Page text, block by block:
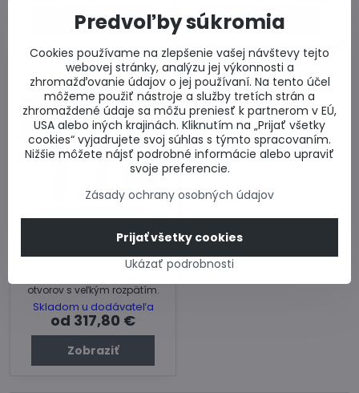
Zobraziť Zobraziť
40%
Doprava zdarma
Dodanie 2 týždne
Nosný preklad Porotherm
otvorov s veľkým rozpätím.
Skladom u dodávateľa
od 317,80 €
Zobraziť
Predvoľby súkromia
Cookies používame na zlepšenie vašej návštevy tejto
webovej stránky, analýzu jej výkonnosti a
zhromažďovanie údajov o jej používaní. Na tento účel
môžeme použiť nástroje a služby tretích strán a
zhromaždené údaje sa môžu preniesť k partnerom v EÚ,
USA alebo iných krajinách. Kliknutím na „Prijať všetky
cookies“ vyjadrujete svoj súhlas s týmto spracovaním.
Nižšie môžete nájsť podrobné informácie alebo upraviť
svoje preferencie.
Zásady ochrany osobných údajov
Ukázať podrobnosti
Prijať všetky cookies